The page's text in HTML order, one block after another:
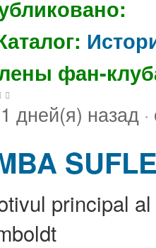
фан-
дней(я) назад ·
principal